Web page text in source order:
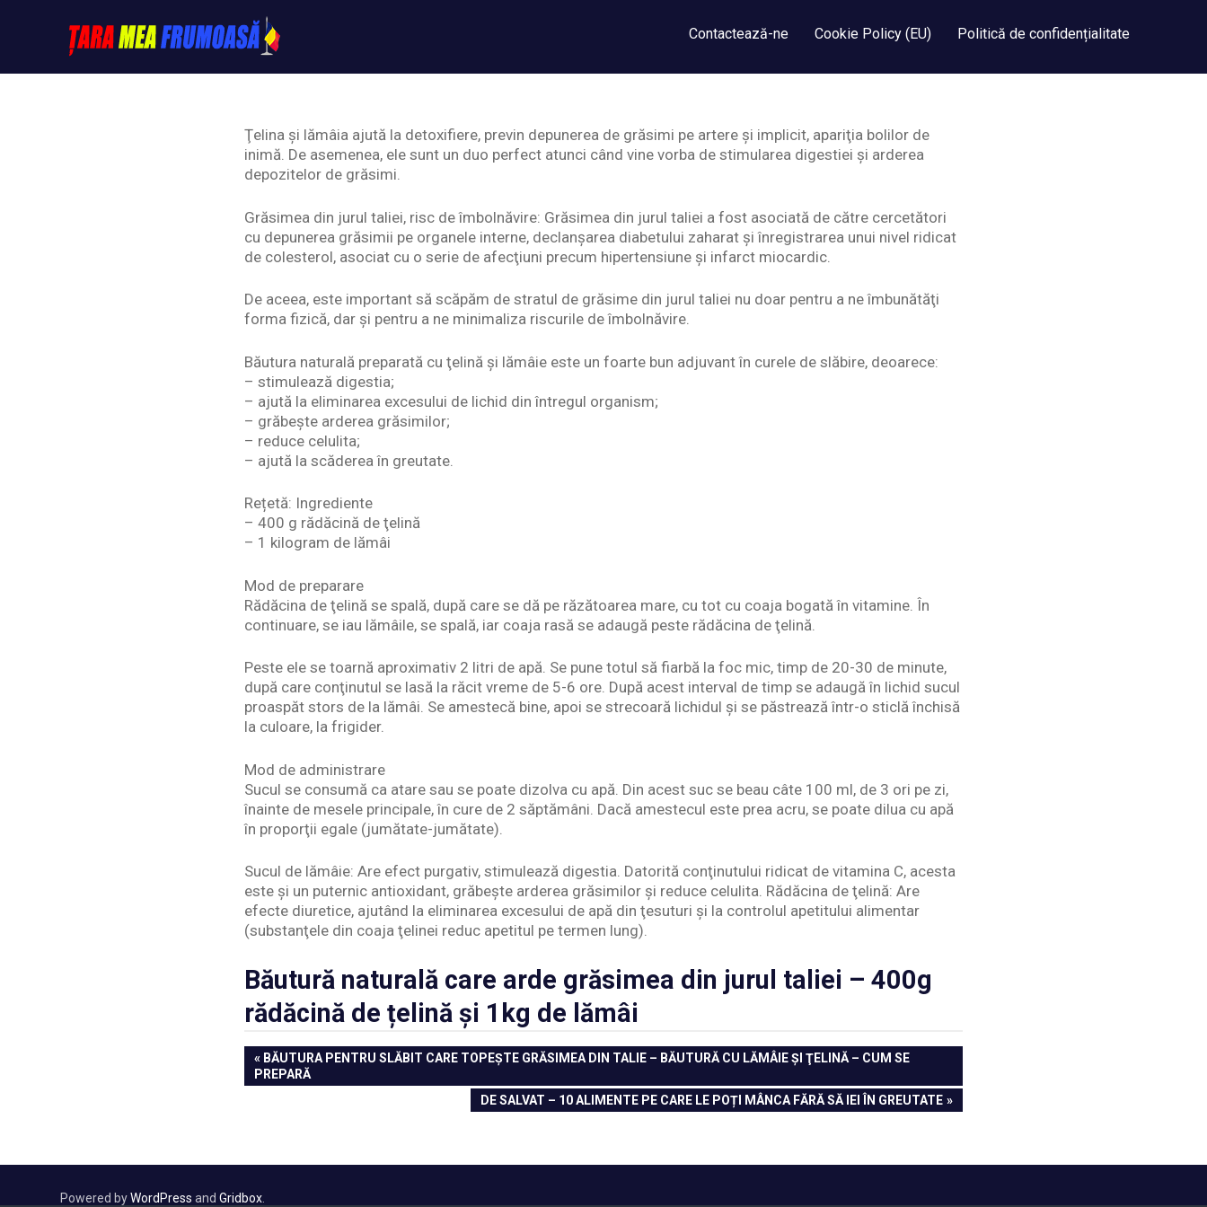
Tarameafrumoasa
Contactează-ne Cookie Policy (EU) Politică de confidențialitate
Ţelina şi lămâia ajută la detoxifiere, previn depunerea de grăsimi pe artere şi implicit, apariţia bolilor de
inimă. De asemenea, ele sunt un duo perfect atunci când vine vorba de stimularea digestiei şi arderea
depozitelor de grăsimi.
Grăsimea din jurul taliei, risc de îmbolnăvire: Grăsimea din jurul taliei a fost asociată de către cercetători
cu depunerea grăsimii pe organele interne, declanşarea diabetului zaharat şi înregistrarea unui nivel ridicat
de colesterol, asociat cu o serie de afecţiuni precum hipertensiune şi infarct miocardic.
De aceea, este important să scăpăm de stratul de grăsime din jurul taliei nu doar pentru a ne îmbunătăţi
forma fizică, dar şi pentru a ne minimaliza riscurile de îmbolnăvire.
Băutura naturală preparată cu ţelină şi lămâie este un foarte bun adjuvant în curele de slăbire, deoarece:
– stimulează digestia;
– ajută la eliminarea excesului de lichid din întregul organism;
– grăbeşte arderea grăsimilor;
– reduce celulita;
– ajută la scăderea în greutate.
Rețetă: Ingrediente
– 400 g rădăcină de ţelină
– 1 kilogram de lămâi
Mod de preparare
Rădăcina de ţelină se spală, după care se dă pe răzătoarea mare, cu tot cu coaja bogată în vitamine. În
continuare, se iau lămâile, se spală, iar coaja rasă se adaugă peste rădăcina de ţelină.
Peste ele se toarnă aproximativ 2 litri de apă. Se pune totul să fiarbă la foc mic, timp de 20-30 de minute,
după care conţinutul se lasă la răcit vreme de 5-6 ore. După acest interval de timp se adaugă în lichid sucul
proaspăt stors de la lămâi. Se amestecă bine, apoi se strecoară lichidul şi se păstrează într-o sticlă închisă
la culoare, la frigider.
Mod de administrare
Sucul se consumă ca atare sau se poate dizolva cu apă. Din acest suc se beau câte 100 ml, de 3 ori pe zi,
înainte de mesele principale, în cure de 2 săptămâni. Dacă amestecul este prea acru, se poate dilua cu apă
în proporţii egale (jumătate-jumătate).
Sucul de lămâie: Are efect purgativ, stimulează digestia. Datorită conţinutului ridicat de vitamina C, acesta
este şi un puternic antioxidant, grăbeşte arderea grăsimilor şi reduce celulita. Rădăcina de ţelină: Are
efecte diuretice, ajutând la eliminarea excesului de apă din ţesuturi şi la controlul apetitului alimentar
(substanţele din coaja ţelinei reduc apetitul pe termen lung).
Băutură naturală care arde grăsimea din jurul taliei – 400g
rădăcină de țelină și 1kg de lămâi
Navigare
în
PREVIOUS
POST:
BĂUTURA PENTRU SLĂBIT CARE TOPEȘTE GRĂSIMEA DIN TALIE – BĂUTURĂ CU LĂMÂIE ȘI ŢELINĂ – CUM SE
PREPARĂ
NEXT
POST:
DE SALVAT – 10 ALIMENTE PE CARE LE POȚI MÂNCA FĂRĂ SĂ IEI ÎN GREUTATE
Powered byWordPress and Gridbox.